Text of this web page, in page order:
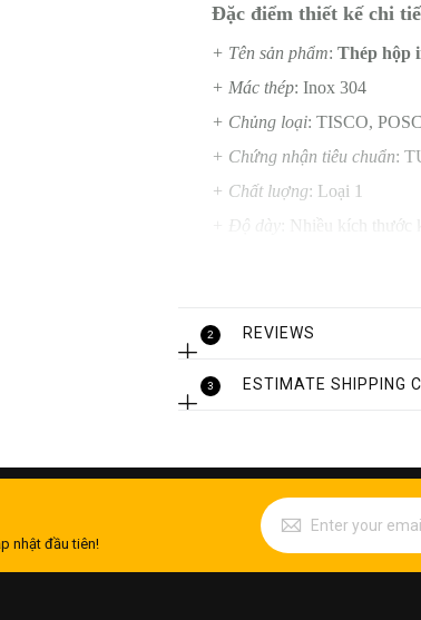
Đặc điểm thiết kế chi
+ Tên sản phẩm: Thép hộp
+ Mác thép: Inox 304
+ Chủng loại: TISCO,
+ Chứng nhận tiêu chuẩn:
+ Chất luợng: Loại 1
+ Độ dày
: Nhiều kích thước
2 REVIEWS
3 ESTIMATE SHIPPING
nhật đầu tiên!